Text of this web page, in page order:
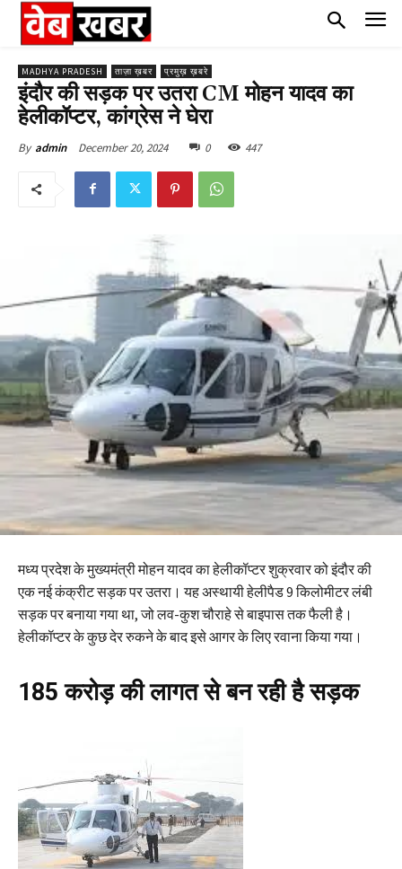
MADHYA PRADESH ताज़ा ख़बर प्रमुख़ ख़बरे
इंदौर की सड़क पर उतरा CM मोहन यादव का
हेलीकॉप्टर, कांग्रेस ने घेरा
By admin December 20, 2024 0 447
मध्य प्रदेश के मुख्यमंत्री मोहन यादव का हेलीकॉप्टर शुक्रवार को इंदौर की
एक नई कंक्रीट सड़क पर उतरा। यह अस्थायी हेलीपैड 9 किलोमीटर लंबी
सड़क पर बनाया गया था, जो लव-कुश चौराहे से बाइपास तक फैली है।
हेलीकॉप्टर के कुछ देर रुकने के बाद इसे आगर के लिए रवाना किया गया।
185 करोड़ की लागत से बन रही है सड़क